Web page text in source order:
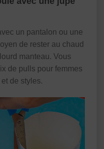
un pantalon ou une
de rester au chaud
manteau. Vous
de pulls pour femmes
de styles.